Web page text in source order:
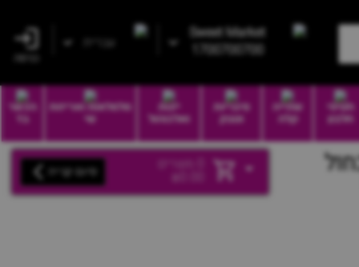
עברית
Sweet Market
1700700700
חטיפי
חלבון
שתייה
קלה
סיגריות
וטבק
יינות
ואלכוהול
סלסלאות ואריזות
שי
הכשר
בד
מוצרים
₪ סיום קנייה